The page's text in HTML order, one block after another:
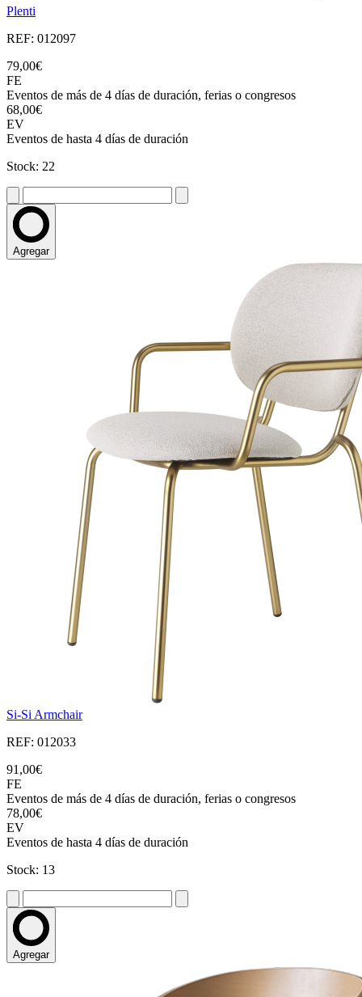
Plenti
REF: 012097
79,00€
FE
Eventos de más de 4 días de duración, ferias o congresos
68,00€
EV
Eventos de hasta 4 días de duración
Stock: 22
Agregar
Si-Si Armchair
REF: 012033
91,00€
FE
Eventos de más de 4 días de duración, ferias o congresos
78,00€
EV
Eventos de hasta 4 días de duración
Stock: 13
Agregar